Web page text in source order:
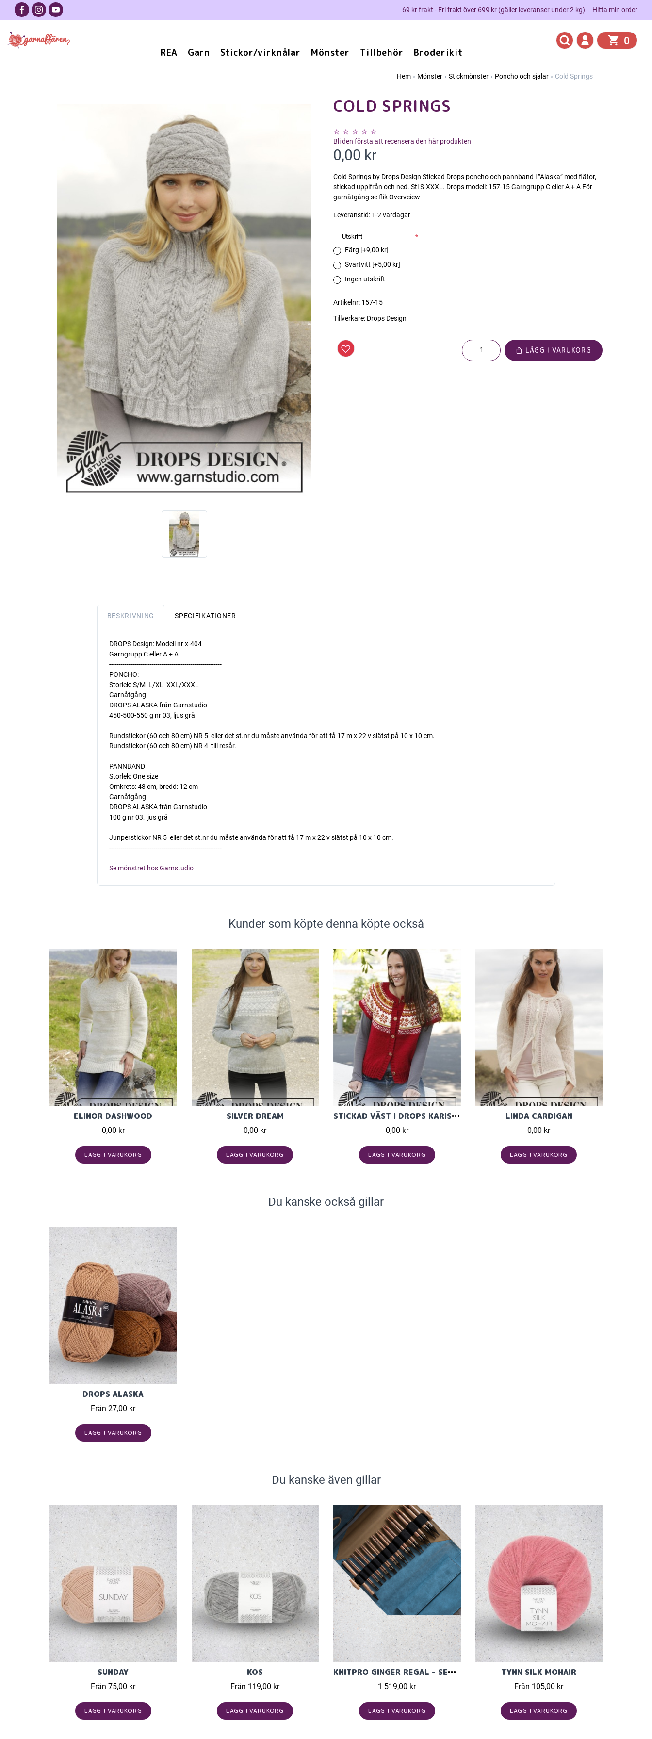
69 kr frakt - Fri frakt över 699 kr (gäller leveranser under 2 kg) Hitta min order
REA Garn Stickor/virknålar Mönster Tillbehör Broderikit
0
Hem Mönster Stickmönster Poncho och sjalar Cold Springs
COLD SPRINGS
Bli den första att recensera den här produkten
0,00 kr
Cold Springs by Drops Design Stickad Drops poncho och pannband i ”Alaska” med flätor,
stickad uppifrån och ned. Stl S-XXXL. Drops modell: 157-15 Garngrupp C eller A + A För
garnåtgång se flik Overveiew
Leveranstid: 1-2 vardagar
Utskrift
*
Färg [+9,00 kr]
Svartvitt [+5,00 kr]
Ingen utskrift
Artikelnr: 157-15
Tillverkare: Drops Design
LÄGG I VARUKORG
BESKRIVNING SPECIFIKATIONER
DROPS Design: Modell nr x-404
Garngrupp C eller A + A
----------------------------------------------------------
PONCHO:
Storlek: S/M  L/XL  XXL/XXXL
Garnåtgång:
DROPS ALASKA från Garnstudio
450-500-550 g nr 03, ljus grå
Rundstickor (60 och 80 cm) NR 5  eller det st.nr du måste använda för att få 17 m x 22 v slätst på 10 x 10 cm.
Rundstickor (60 och 80 cm) NR 4  till resår.
PANNBAND
Storlek: One size
Omkrets: 48 cm, bredd: 12 cm
Garnåtgång:
DROPS ALASKA från Garnstudio
100 g nr 03, ljus grå
Junperstickor NR 5  eller det st.nr du måste använda för att få 17 m x 22 v slätst på 10 x 10 cm.
----------------------------------------------------------
Se mönstret hos Garnstudio
Kunder som köpte denna köpte också
ELINOR DASHWOOD
0,00 kr
LÄGG I VARUKORG
SILVER DREAM
0,00 kr
LÄGG I VARUKORG
STICKAD VÄST I DROPS KARISMA MED RUNT OK OCH NORSK
0,00 kr
LÄGG I VARUKORG
LINDA CARDIGAN
0,00 kr
LÄGG I VARUKORG
Du kanske också gillar
DROPS ALASKA
Från 27,00 kr
LÄGG I VARUKORG
Du kanske även gillar
SUNDAY
Från 75,00 kr
LÄGG I VARUKORG
KOS
Från 119,00 kr
LÄGG I VARUKORG
KNITPRO GINGER REGAL - SET MED ÄNDSTICKOR (11 PAR, 13 CM)
1 519,00 kr
LÄGG I VARUKORG
TYNN SILK MOHAIR
Från 105,00 kr
LÄGG I VARUKORG